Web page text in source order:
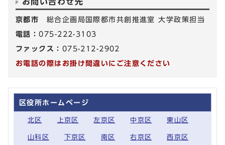
京都市 総合企画局国際都市共創推進室 大学政策担当
電話：075-222-3103
ファックス： 075-212-2902
お電話の際はお掛け間違いにご注意ください
区役所ホームページ
北区 上京区 左京区 中京区 東山区
山科区 下京区 南区 右京区 西京区